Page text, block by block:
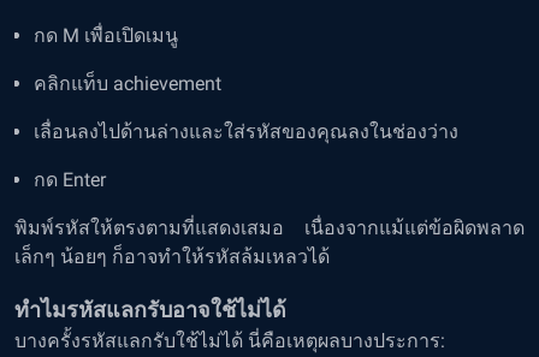
กด M เพื่อเปิดเมนู
คลิกแท็บ achievement
เลื่อนลงไปด้านล่างและใส่รหัสของคุณลงในช่องว่าง
กด Enter
พิมพ์รหัสให้ตรงตามที่แสดงเสมอ เนื่องจากแม้แต่ข้อผิดพลาด
เล็กๆ น้อยๆ ก็อาจทำให้รหัสล้มเหลวได้
ทำไมรหัสแลกรับอาจใช้ไม่ได้
บางครั้งรหัสแลกรับใช้ไม่ได้ นี่คือเหตุผลบางประการ: